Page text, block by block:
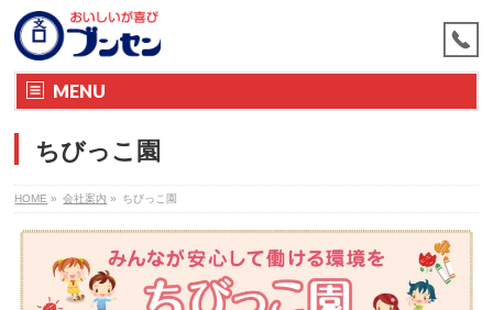
MENU
ちびっこ園
HOME » 会社案内 » ちびっこ園